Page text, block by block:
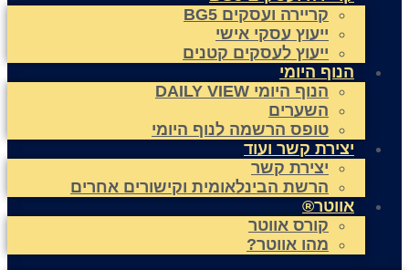
קריירה ועסקים BG5
ייעוץ עסקי אישי
ייעוץ לעסקים קטנים
הנוף היומי
הנוף היומי DAILY VIEW
השערים
טופס הרשמה לנוף היומי
יצירת קשר ועוד
יצירת קשר
הרשת הבינלאומית וקישורים אחרים
אווטר®
קורס אווטר
מהו אווטר?